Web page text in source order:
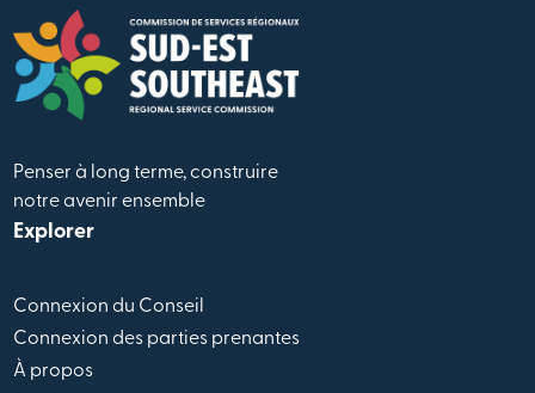
Penser à long terme, construire
notre avenir ensemble
Explorer
Connexion du Conseil
Connexion des parties prenantes
À propos